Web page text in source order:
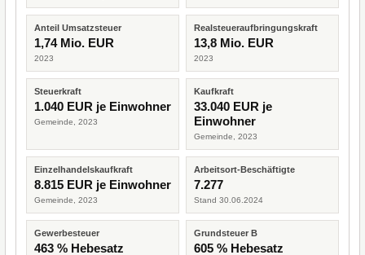
Anteil Umsatzsteuer
1,74 Mio. EUR
2023
Realsteueraufbringungskraft
13,8 Mio. EUR
2023
Steuerkraft
1.040 EUR je Einwohner
Gemeinde, 2023
Kaufkraft
33.040 EUR je
Einwohner
Gemeinde, 2023
Einzelhandelskaufkraft
8.815 EUR je Einwohner
Gemeinde, 2023
Arbeitsort-Beschäftigte
7.277
Stand 30.06.2024
Gewerbesteuer
463 % Hebesatz
Grundsteuer B
605 % Hebesatz